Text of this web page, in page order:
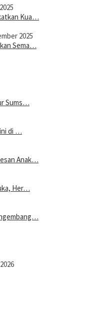
Kua…
2025
Sema…
Sums…
di …
Anak…
Her…